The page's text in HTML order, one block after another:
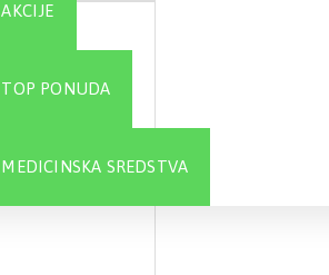
AKCIJE
TOP PONUDA
MEDICINSKA SREDSTVA